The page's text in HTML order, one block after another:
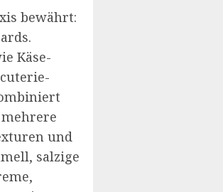
bewährt:
Käse-
und
salzige